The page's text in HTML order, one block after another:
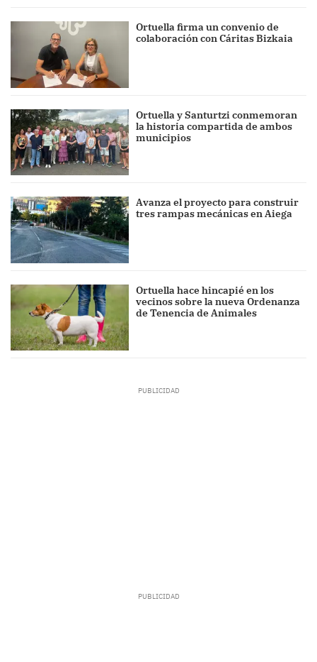
Ortuella firma un convenio de
colaboración con Cáritas Bizkaia
Ortuella y Santurtzi conmemoran
la historia compartida de ambos
municipios
Avanza el proyecto para construir
tres rampas mecánicas en Aiega
Ortuella hace hincapié en los
vecinos sobre la nueva Ordenanza
de Tenencia de Animales